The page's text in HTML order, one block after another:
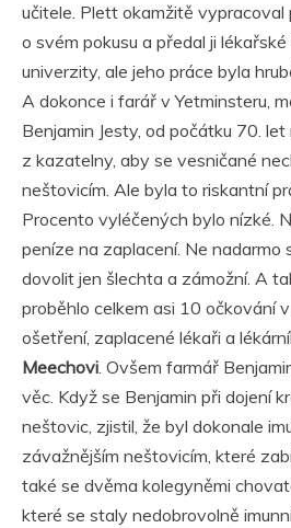
učitele. Plett okamžitě vypracoval
o svém pokusu a předal ji
univerzity, ale jeho práce byla
A dokonce i farář v Yetminsteru,
Benjamin Jesty, od počátku 70. let
z kazatelny, aby se vesničané
neštovicím. Ale byla to riskantní
Procento vyléčených bylo nízké.
peníze na zaplacení. Ne nadarmo
dovolit jen šlechta a zámožní. A
proběhlo celkem asi 10 očkování
ošetření, zaplacené lékaři a
Meechovi. Ovšem farmář
věc. Když se Benjamin při dojení
neštovic, zjistil, že byl dokonale
závažnějším neštovicím, které
také se dvěma kolegyněmi
které se staly nedobrovolně